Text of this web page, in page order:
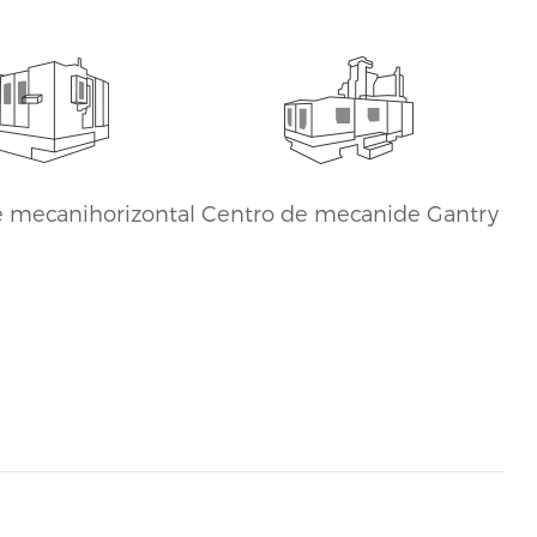
globales
mecanihorizontal Centro de mecanide Gantry